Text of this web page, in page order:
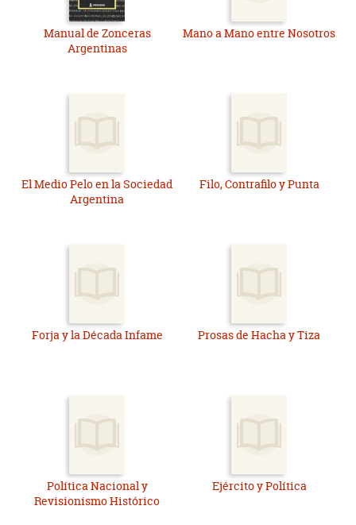
Manual de Zonceras
Argentinas
Mano a Mano entre Nosotros
El Medio Pelo en la Sociedad
Argentina
Filo, Contrafilo y Punta
Forja y la Década Infame Prosas de Hacha y Tiza
Política Nacional y
Revisionismo Histórico
Ejército y Política